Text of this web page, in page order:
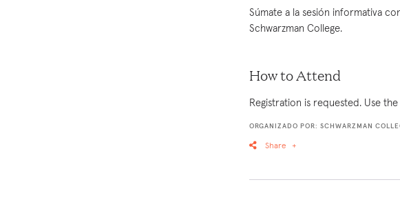
Súmate a la sesión informativa
Schwarzman College.
How to Attend
Registration is requested. Use
ORGANIZADO POR: SCHWARZMAN
Share +